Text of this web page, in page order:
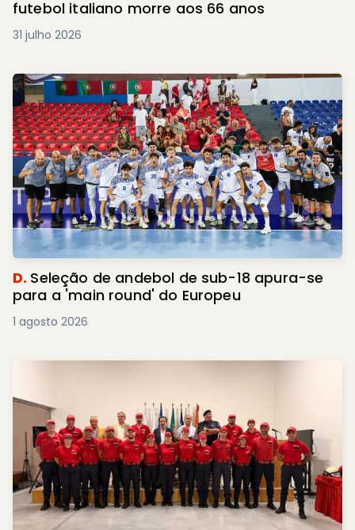
futebol italiano morre aos 66 anos
31 julho 2026
D. Seleção de andebol de sub-18 apura-se
para a 'main round' do Europeu
1 agosto 2026